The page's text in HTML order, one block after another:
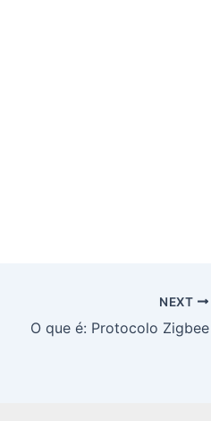
NEXT
O que é: Protocolo Zigbee